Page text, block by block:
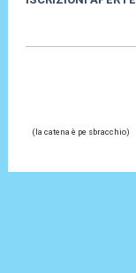
(la catena è pe sbracchio)